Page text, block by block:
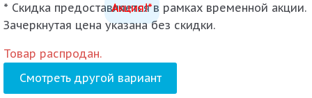
Акция!*
* Скидка предоставляется в рамках временной акции.
Зачеркнутая цена указана без скидки.
Товар распродан.
Смотреть другой вариант